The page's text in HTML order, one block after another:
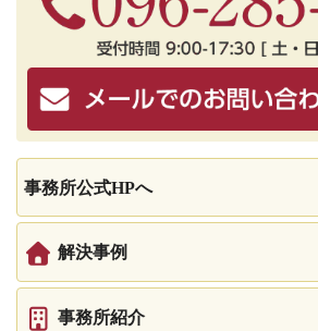
事務所公式HPへ
解決事例
事務所紹介